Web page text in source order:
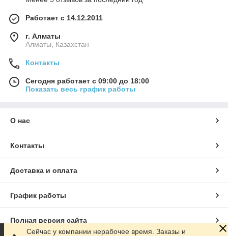
Работает с 14.12.2011
г. Алматы
Алматы, Казахстан
Контакты
Сегодня работает с 09:00 до 18:00
Показать весь график работы
О нас
Контакты
Доставка и оплата
График работы
Полная версия сайта
Сейчас у компании нерабочее время. Заказы и